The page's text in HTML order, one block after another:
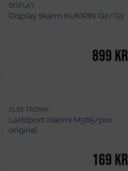
DISPLAY
Display Skärm KUKIRIN G2/G3
899 kr
ELEKTRONIK
Laddport Xiaomi M365/pro
original
169 kr